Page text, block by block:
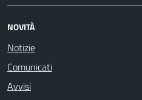
NOVITÀ
Notizie
Comunicati
Avvisi